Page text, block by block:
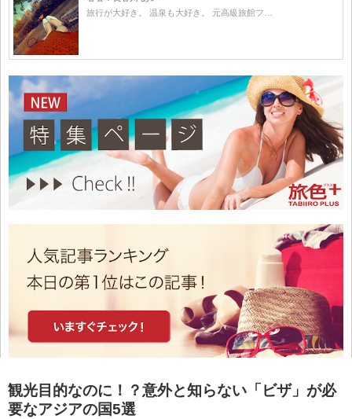
旅行が大好き。 温泉も大好き。 元高級旅館フ…
観光目的なのに！？意外と知らない「ビザ」が必
要なアジアの国5選